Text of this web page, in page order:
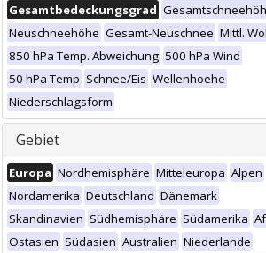
Gesamtbedeckungsgrad
Neuschneehöhe Gesamt-Neuschnee Mittl.
850 hPa Temp. Abweichung 500 hPa Wind
50 hPa Temp Schnee/Eis Wellenhoehe
Niederschlagsform
Gebiet
Europa Nordhemisphäre Mitteleuropa Alpen
Nordamerika Deutschland Dänemark
Skandinavien Südhemisphäre Südamerika
Ostasien Südasien Australien Niederlande